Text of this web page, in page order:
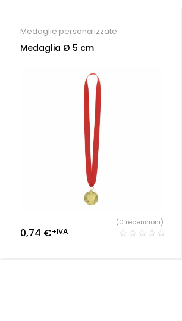
Medaglie personalizzate
Medaglia Ø 5 cm
0,74 €+IVA
(0 recensioni)